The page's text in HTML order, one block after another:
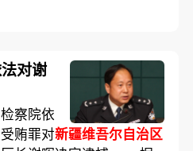
对谢
察院依
贿罪对新疆维吾尔自治区